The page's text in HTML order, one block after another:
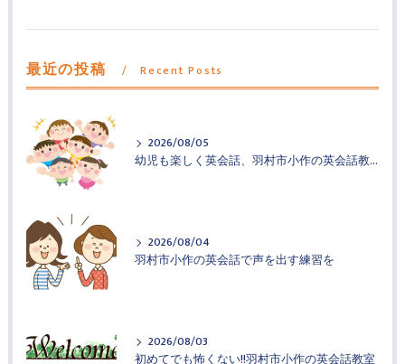
最近の投稿 Recent Posts
2026/08/05
幼児も楽しく英会話、羽村市小作の英会話教室
2026/08/04
羽村市小作の英会話で声を出す練習を
2026/08/03
初めてでも怖くない!!羽村市小作の英会話教室